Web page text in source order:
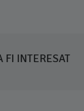
FI INTERESAT